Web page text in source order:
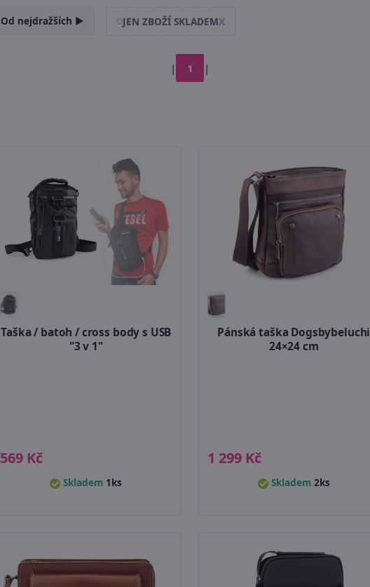
Od nejdražších ► JEN ZBOŽÍ SKLADEMX
| 1 |
Taška / batoh / cross body s USB
"3 v 1"
569 Kč
Skladem 1ks
Pánská taška Dogsbybeluchi
24×24 cm
1 299 Kč
Skladem 2ks